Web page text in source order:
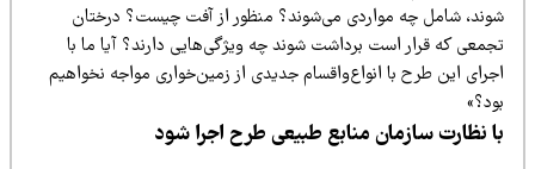
شامل چه مواردی می‌شوند؟ منظور از آفت چیست؟ درختان
که قرار است برداشت شوند چه ویژگی‌هایی دارند؟ آیا ما با
این طرح با انواع‌واقسام جدیدی از زمین‌خواری مواجه نخواهیم
نظارت سازمان منابع طبیعی طرح اجرا شود